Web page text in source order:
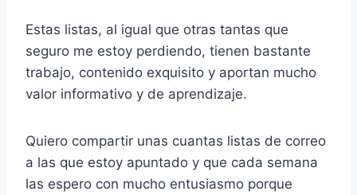
Estas listas, al igual que otras tantas que
seguro me estoy perdiendo, tienen bastante
trabajo, contenido exquisito y aportan mucho
valor informativo y de aprendizaje.
Quiero compartir unas cuantas listas de correo
a las que estoy apuntado y que cada semana
las espero con mucho entusiasmo porque